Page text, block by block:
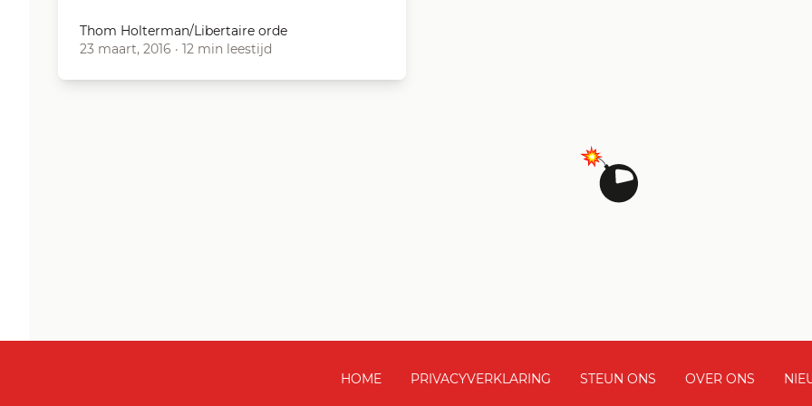
Thom Holterman/Libertaire orde
23 maart, 2016 · 12 min leestijd
HOME PRIVACYVERKLARING STEUN ONS OVER ONS